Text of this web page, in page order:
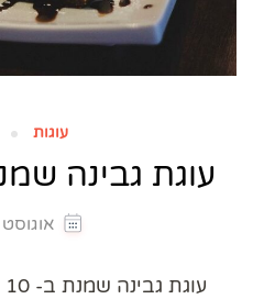
עוגות
עוגת גבינה שמנת ב-
אוגוסט 10,